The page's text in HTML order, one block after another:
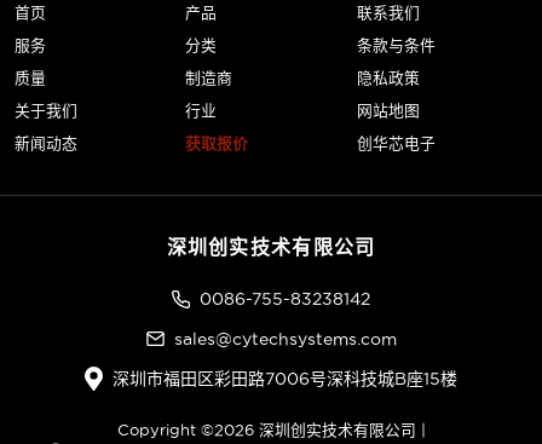
首页
服务
质量
关于我们
新闻动态
产品
分类
制造商
行业
获取报价
联系我们
条款与条件
隐私政策
网站地图
创华芯电子
深圳创实技术有限公司
0086-755-83238142
sales@cytechsystems.com
深圳市福田区彩田路7006号深科技城B座15楼
Copyright ©2026 深圳创实技术有限公司 |